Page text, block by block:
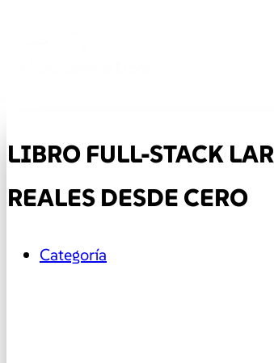
LIBRO FULL-STACK
REALES DESDE CERO
Categoría